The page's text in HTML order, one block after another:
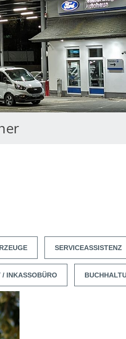
SERVICEASSISTENZ
/ INKASSOBÜRO